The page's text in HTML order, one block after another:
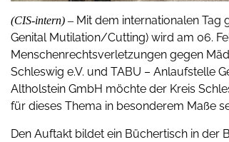
(CIS-intern) – Mit dem internationalen
Genital Mutilation/Cutting) wird am 06.
Menschenrechtsverletzungen gegen
Schleswig e.V. und TABU – Anlaufstelle
Altholstein GmbH möchte der Kreis
für dieses Thema in besonderem Maße
Den Auftakt bildet ein Büchertisch in der